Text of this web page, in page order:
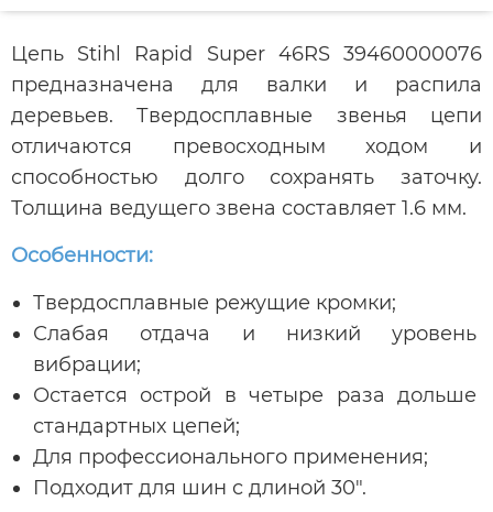
Цепь Stihl Rapid Super 46RS 39460000076
предназначена для валки и распила
деревьев. Твердосплавные звенья цепи
отличаются превосходным ходом и
способностью долго сохранять заточку.
Толщина ведущего звена составляет 1.6 мм.
Особенности:
Твердосплавные режущие кромки;
Слабая отдача и низкий уровень
вибрации;
Остается острой в четыре раза дольше
стандартных цепей;
Для профессионального применения;
Подходит для шин с длиной 30".